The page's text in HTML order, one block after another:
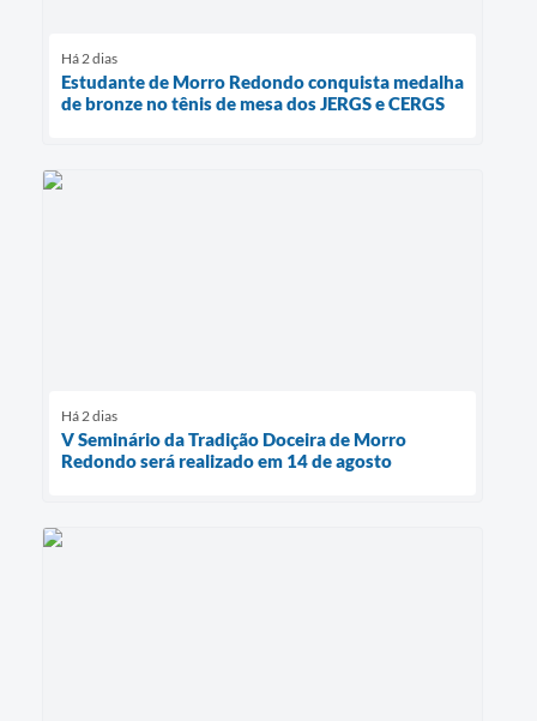
Há 2 dias
Estudante de Morro Redondo conquista medalha
de bronze no tênis de mesa dos JERGS e CERGS
Há 2 dias
V Seminário da Tradição Doceira de Morro
Redondo será realizado em 14 de agosto